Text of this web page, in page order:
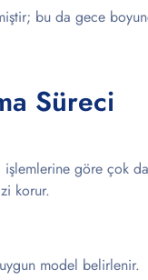
bu da gece
Süreci
göre çok
korur.
uygun model belirlenir.